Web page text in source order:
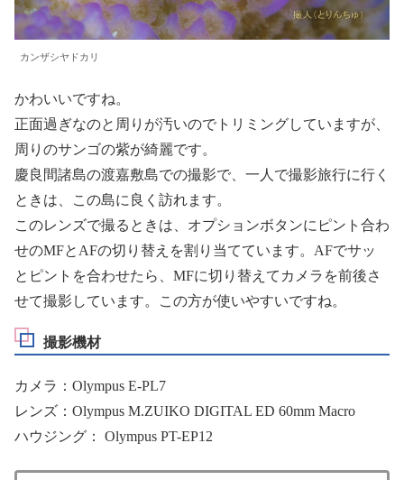
カンザシヤドカリ
かわいいですね。
正面過ぎなのと周りが汚いのでトリミングしていますが、
周りのサンゴの紫が綺麗です。
慶良間諸島の渡嘉敷島での撮影で、一人で撮影旅行に行く
ときは、この島に良く訪れます。
このレンズで撮るときは、オプションボタンにピント合わ
せのMFとAFの切り替えを割り当てています。AFでサッ
とピントを合わせたら、MFに切り替えてカメラを前後さ
せて撮影しています。この方が使いやすいですね。
撮影機材
カメラ：Olympus E-PL7
レンズ：Olympus M.ZUIKO DIGITAL ED 60mm Macro
ハウジング： Olympus PT-EP12